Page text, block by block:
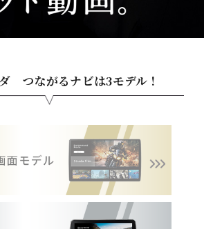
つながるナビは3モデル！